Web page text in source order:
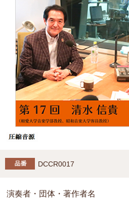
DCCR0017
演奏者・団体・著作者名